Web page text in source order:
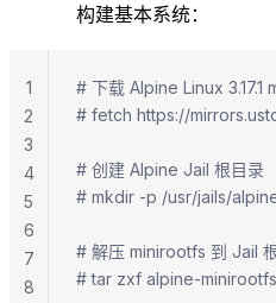
构建基本系统：
# 下载 Alpine Linux 3.17.1
# fetch https://
# 创建 Alpine Jail 根目录
# mkdir -p /usr/jails/
# 解压 minirootfs 到 Jail
# tar zxf alpine-
1
2
3
4
5
6
7
8